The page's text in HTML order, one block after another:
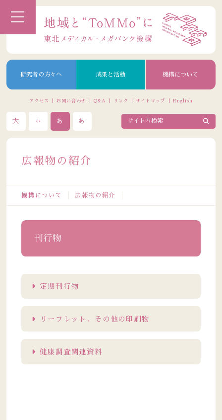
研究者の方々へ 成果と活動 機構について
アクセス お問い合わせ Q&A リンク サイトマップ English
大 小 あ あ
広報物の紹介
機構について 広報物の紹介
刊行物
定期刊行物
リーフレット、その他の印刷物
健康調査関連資料